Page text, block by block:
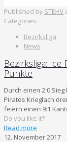
Published by STEHV
Categories
Bezirksliga
News
Bezirksliga:
Punkte
Durch einen 2:0
Pirates Krieglach
feiern einen 9:1
Do you like it?
Read more
12. November 2017